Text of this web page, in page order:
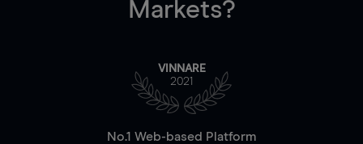
Markets?
VINNARE
2021
No.1 Web-based Platform